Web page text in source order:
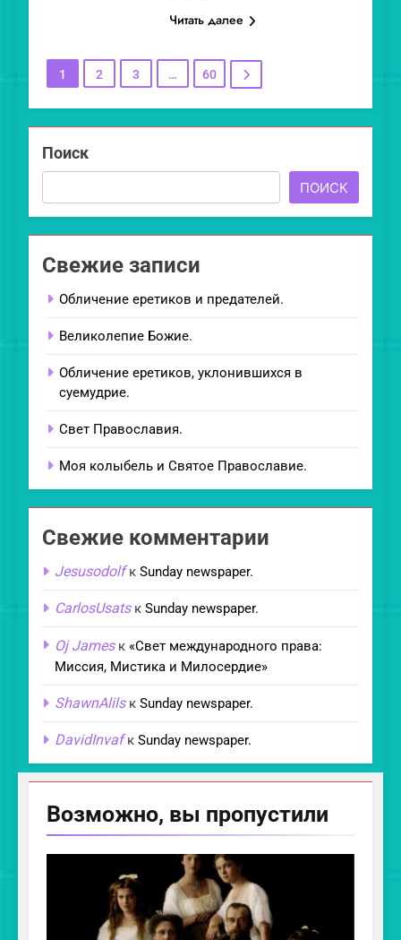
Читать далее
1 2 3 … 60
Поиск
ПОИСК
Свежие записи
Обличение еретиков и предателей.
Великолепие Божие.
Обличение еретиков, уклонившихся в
суемудрие.
Свет Православия.
Моя колыбель и Святое Православие.
Свежие комментарии
Jesusodolfк Sunday newspaper.
CarlosUsatsк Sunday newspaper.
Oj Jamesк «Свет международного права:
Миссия, Мистика и Милосердие»
ShawnAlilsк Sunday newspaper.
DavidInvafк Sunday newspaper.
Возможно, вы пропустили
CHRISTIAN ARTICLES CHURCH HOLIDAYS